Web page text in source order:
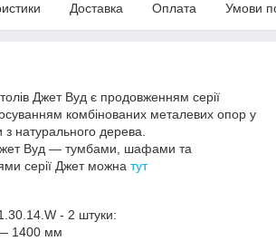
Доставка Оплата Умови
Джет Вуд є продовженням серії
комбінованих металевих опор у
з натурального дерева.
Вуд — тумбами, шафами та
серії Джет можна тут
- 2 штуки:
1400 мм